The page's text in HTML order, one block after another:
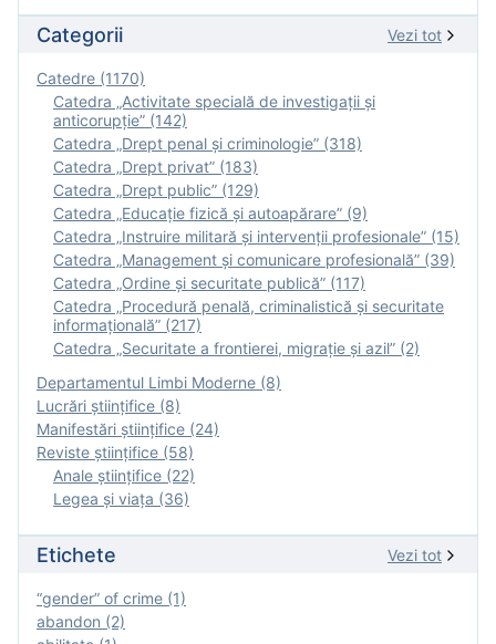
Categorii Vezi tot
Catedre (1170)
Catedra „Activitate specială de investigaţii şi
anticorupție” (142)
Catedra „Drept penal și criminologie” (318)
Catedra „Drept privat” (183)
Catedra „Drept public” (129)
Catedra „Educație fizică şi autoapărare” (9)
Catedra „Instruire militară şi intervenţii profesionale” (15)
Catedra „Management și comunicare profesională” (39)
Catedra „Ordine și securitate publică” (117)
Catedra „Procedură penală, criminalistică și securitate
informațională” (217)
Catedra „Securitate a frontierei, migrație și azil” (2)
Departamentul Limbi Moderne (8)
Lucrări științifice (8)
Manifestări ştiinţifice (24)
Reviste ştiinţifice (58)
Anale ştiinţifice (22)
Legea şi viaţa (36)
Etichete Vezi tot
“gender” of crime (1)
abandon (2)